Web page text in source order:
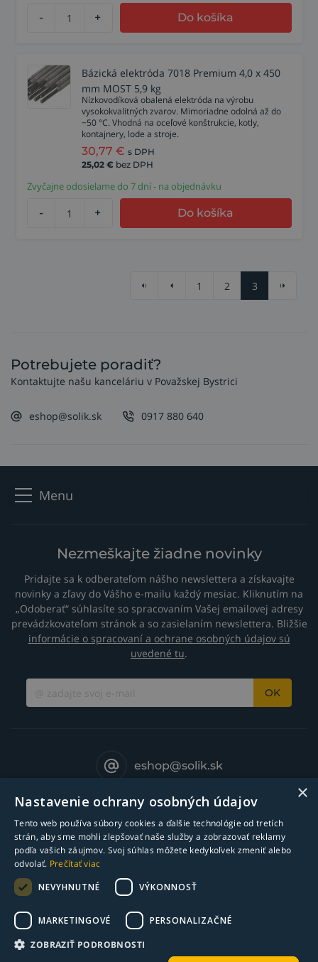
- + Do košíka
Bázická elektróda 7018 Premium 4,0 x 450
mm MOST 5,9 kg
Nízkovodíková obalená elektróda na výrobu
vysokokvalitných zvarov. Mimoriadne odolná až do
−50 °C. Vhodná na oceľové konštrukcie, kotly,
kontajnery, lode a stroje.
30,77 € s DPH
25,02 € bez DPH
Zvyčajne odosielame do 7 dní - na objednávku
- + Do košíka
1 2 3
Potrebujete poradiť?
Kontaktujte našu kanceláriu v Považskej Bystrici
eshop@solik.sk 0917 880 640
Menu
Nezmeškajte žiadne novinky
Pridajte sa k odberateľom nášho newslettera a získavajte
novinky a zľavy do Vášho e-mailu každý mesiac. Kliknutím na
„Odoberať“ súhlasíte so spracovaním Vašej emailovej adresy
prevádzkovateľom stránok a so zasielaním newslettera. Bližšie
informácie o spracovaní a ochrane osobných údajov sú
uvedené tu.
OK
eshop@solik.sk
© Copyright 2018-2025 Solík SK, s.r.o. - zváracia technika l Všetky práva
vyhradené
×
Nastavenie ochrany osobných údajov
Tento web používa súbory cookies a ďalšie technológie od tretích
strán, aby sme mohli zlepšovať naše služby a zobrazovať reklamy
podľa vašich záujmov. Svoj súhlas môžete kedykoľvek zmeniť alebo
odvolať. Prečítať viac
NEVYHNUTNÉ
VÝKONNOSŤ
MARKETINGOVÉ PERSONALIZAČNÉ
ZOBRAZIŤ PODROBNOSTI